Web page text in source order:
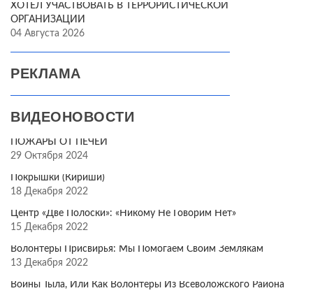
ХОТЕЛ УЧАСТВОВАТЬ В ТЕРРОРИСТИЧЕСКОЙ
ОРГАНИЗАЦИИ
04 Августа 2026
РЕКЛАМА
ВИДЕОНОВОСТИ
ПОЖАРЫ ОТ ПЕЧЕЙ
29 Октября 2024
Покрышки (Кириши)
18 Декабря 2022
Центр «Две Полоски»: «Никому Не Говорим Нет»
15 Декабря 2022
Волонтёры Присвирья: Мы Помогаем Своим Землякам
13 Декабря 2022
Воины Тыла, Или Как Волонтёры Из Всеволожского Района